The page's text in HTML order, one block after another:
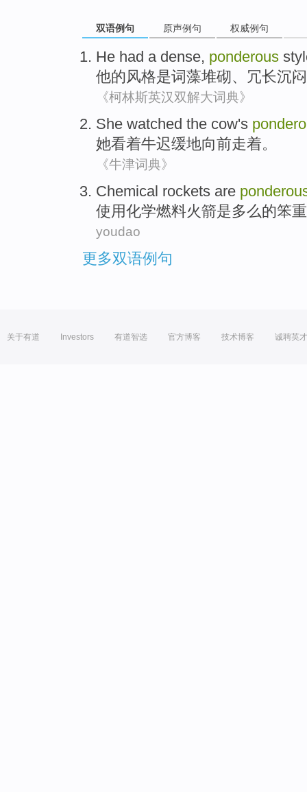
双语例句 原声例句 权威例句
He had a dense, ponderous
他的风格是词藻堆砌、冗长沉闷
《柯林斯英汉双解大词典》
She watched the cow's
她看着牛迟缓地向前走着。
《牛津词典》
Chemical rockets are
使用化学燃料火箭是多么的笨重
youdao
更多双语例句
关于有道 Investors 有道智选 官方博客 技术博客 诚聘英才